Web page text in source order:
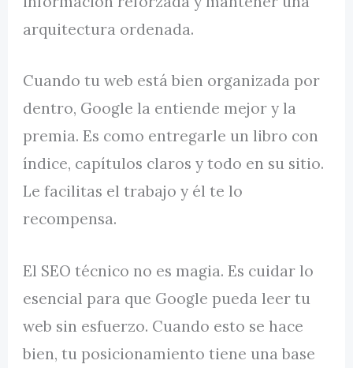
arquitectura ordenada.
Cuando tu web está bien organizada por
dentro, Google la entiende mejor y la
premia. Es como entregarle un libro con
índice, capítulos claros y todo en su sitio.
Le facilitas el trabajo y él te lo
recompensa.
El SEO técnico no es magia. Es cuidar lo
esencial para que Google pueda leer tu
web sin esfuerzo. Cuando esto se hace
bien, tu posicionamiento tiene una base